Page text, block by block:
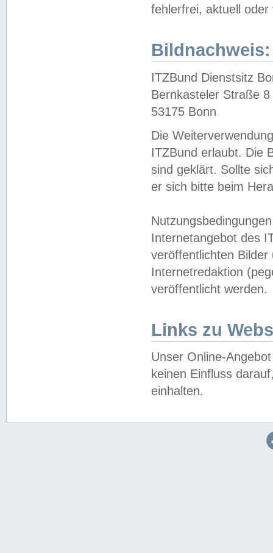
fehlerfrei, aktuell oder
Bildnachweis:
ITZBund Dienstsitz
Bernkasteler Straße 8
53175 Bonn
Die
ITZBund erlaubt. Die
sind geklärt. Sollte
er sich bitte beim
Internetangebot des
veröffentlichten
Internetredaktion
veröffentlicht werden.
Links zu
Unser Online-
keinen Einfluss
einhalten.